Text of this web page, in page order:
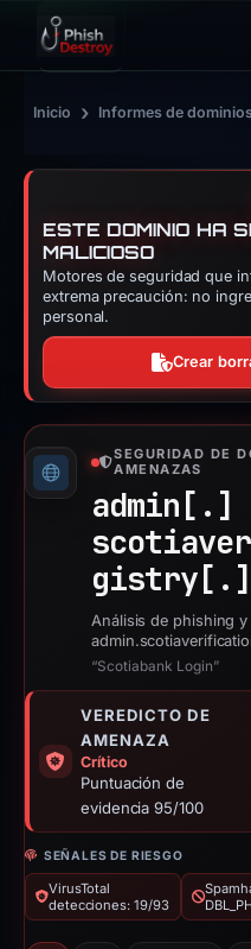
Inicio › Informes de
ESTE DOMINIO HA
MALICIOSO
Motores de seguridad que
extrema precaución: no
personal.
Crear
SEGURIDAD DE
AMENAZAS
admin[.]
gistry[.]
Análisis de phishing
“Scotiabank Login”
VEREDICTO DE
AMENAZA
Crítico
Puntuación de
evidencia 95/100
SEÑALES DE RIESGO
VirusTotal
detecciones: 19/93